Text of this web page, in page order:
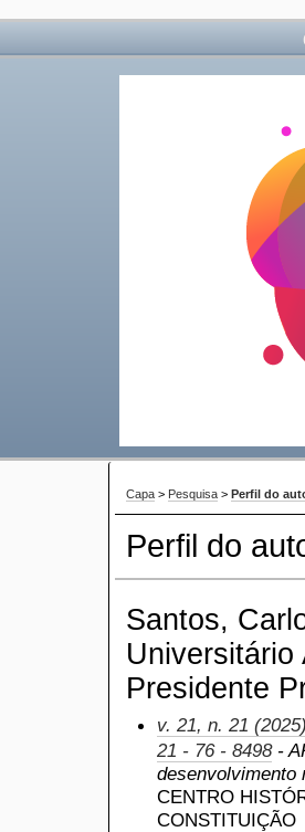
Capa > Pesquisa > Perfil do
Perfil do
Santos,
Universitário
Presidente
v. 21, n. 21
21 - 76 - 8498-
desenvolvimento
CENTRO
CONSTITUIÇÃO